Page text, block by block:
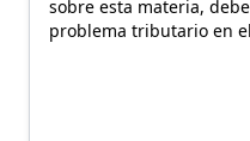
sobre esta materia,
problema tributario en
que impulsen una